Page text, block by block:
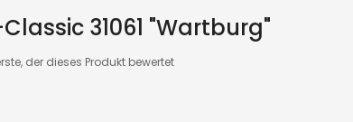
Classic 31061 "Wartburg"
der dieses Produkt bewertet